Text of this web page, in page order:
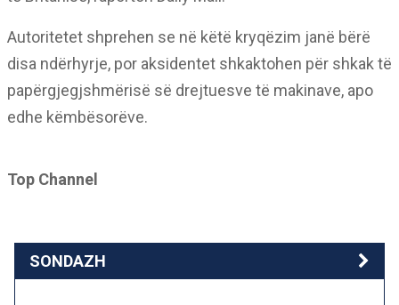
Autoritetet shprehen se në këtë kryqëzim janë bërë
disa ndërhyrje, por aksidentet shkaktohen për shkak të
papërgjegjshmërisë së drejtuesve të makinave, apo
edhe këmbësorëve.
Top Channel
SONDAZH